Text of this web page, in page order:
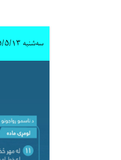
سه‌شنبه ۱۴۰۵/۵/۱۳ - ۱۵:۵۵